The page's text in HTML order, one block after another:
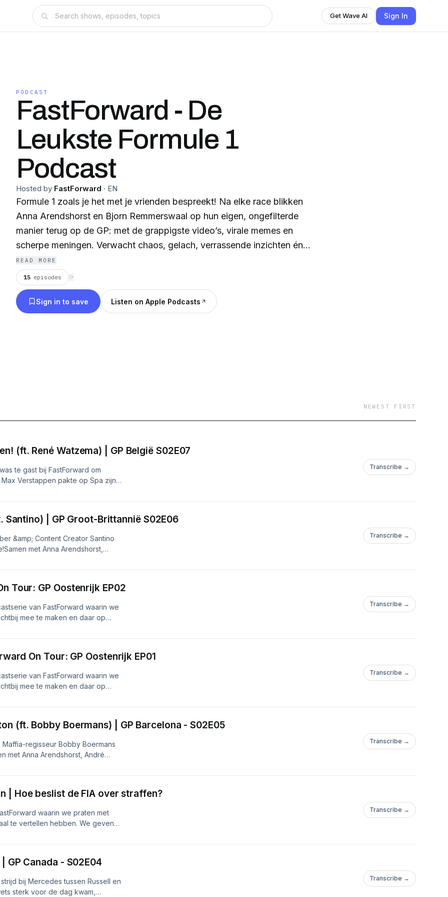
Get Wave AI Sign In
PODCAST
FastForward - De
Leukste Formule 1
Podcast
Hosted by FastForward · EN
Formule 1 zoals je het met je vrienden bespreekt! Na elke race blikken
Anna Arendshorst en Bjorn Remmerswaal op hun eigen, ongefilterde
manier terug op de GP: met de grappigste video’s, virale memes en
scherpe meningen. Verwacht chaos, gelach, verrassende inzichten én
spraakmakende gasten uit de racewereld!
READ MORE
15 episodes ⟳
Sign in to save Listen on Apple Podcasts
NEWEST FIRST
(ft. René Watzema) | GP België S02E07
te gast bij FastForward om
Verstappen pakte op Spa zijn
begonnen?Samen met Anna
alles door op een toegankelijke
zowel de actualiteit als de
ons op alle socials!Instagram:
Transcribe →
| GP Groot-Brittannië S02E06
&amp; Content Creator Santino
met Anna Arendshorst,
fastforwardgp/TikTok:
Transcribe →
Tour: GP Oostenrijk EP02
van FastForward waarin we
mee te maken en daar op
91uy8kjkgurYouTube:
Transcribe →
On Tour: GP Oostenrijk EP01
van FastForward waarin we
mee te maken en daar op
op scherp zette.Volg ons op
fastforwardgp?
91uy8kjkgurYouTube:
Transcribe →
(ft. Bobby Boermans) | GP Barcelona - S02E05
regisseur Bobby Boermans
met Anna Arendshorst, André
ons op alle socials!Instagram:
Transcribe →
| Hoe beslist de FIA over straffen?
waarin we praten met
te vertellen hebben. We geven
baan als F1 Deputy Race
ons op alle
Transcribe →
GP Canada - S02E04
bij Mercedes tussen Russell en
sterk voor de dag kwam,
Transcribe →